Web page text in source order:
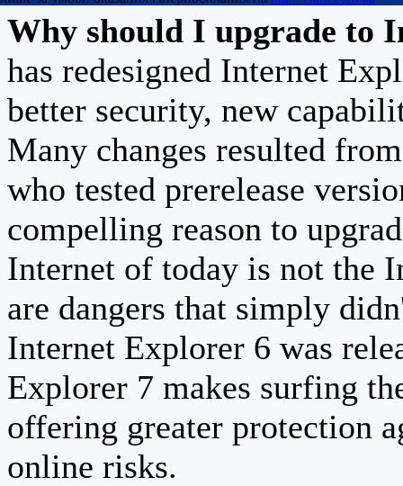
Why should I upgrade to
has redesigned Internet
better security, new
Many changes resulted
who tested prerelease
compelling reason to
Internet of today is not the
are dangers that simply
Internet Explorer 6 was
Explorer 7 makes surfing
offering greater protection
online risks.